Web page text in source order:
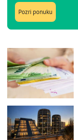
Pozri ponuku